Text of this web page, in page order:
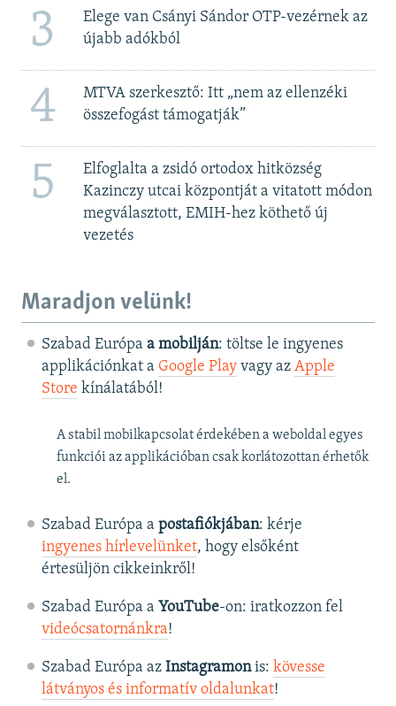
3
Elege van Csányi Sándor OTP-vezérnek az
újabb adókból
4
MTVA szerkesztő: Itt „nem az ellenzéki
összefogást támogatják”
5
Elfoglalta a zsidó ortodox hitközség
Kazinczy utcai központját a vitatott módon
megválasztott, EMIH-hez köthető új
vezetés
Maradjon velünk!
Szabad Európa a mobilján: töltse le ingyenes
applikációnkat a Google Playvagy az Apple
Store kínálatából!
A stabil mobilkapcsolat érdekében a weboldal egyes
funkciói az applikációban csak korlátozottan érhetők
el.
Szabad Európa a postafiókjában: kérje
ingyenes hírlevelünket, hogy elsőként
értesüljön cikkeinkről!
Szabad Európa a YouTube-on: iratkozzon fel
videócsatornánkra!
Szabad Európa az Instagramonis: kövesse
látványos és informatív oldalunkat! ​